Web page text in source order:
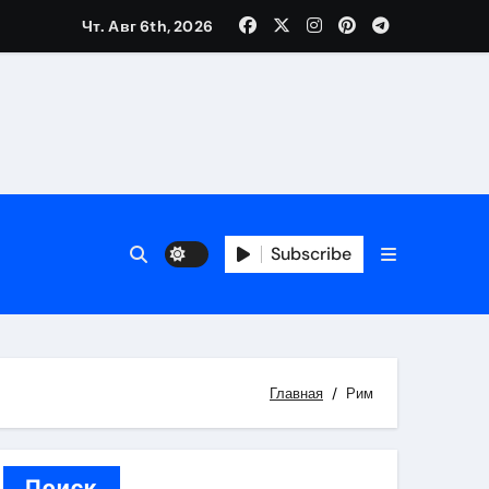
авторского и патентного права
Чт. Авг 6th, 2026
Subscribe
Главная Рим